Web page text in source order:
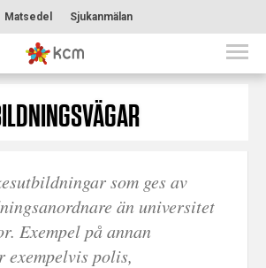
Matsedel Sjukanmälan
som ges av
än universitet
Exempel på annan
polis,